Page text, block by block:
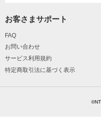
お客さまサポート
FAQ
お問い合わせ
サービス利用規約
特定商取引法に基づく表示